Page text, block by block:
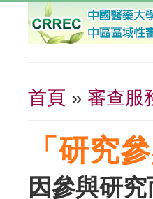
您在這裡
首頁 » 審查服
「研究
因參與研